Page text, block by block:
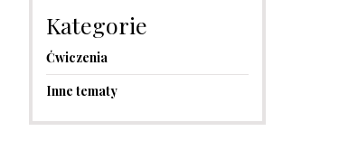
Kategorie
Ćwiczenia
Inne tematy